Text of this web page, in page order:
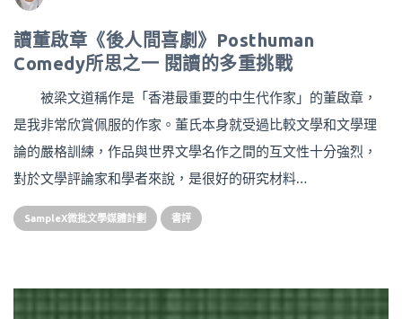
讀董啟章《後人間喜劇》Posthuman
Comedy所思之一 閱讀的多重挑戰
被梁文道稱作是「香港最重要的中生代作家」的董啟章，
是我非常欣賞佩服的作家。董氏本身就受過比較文學和文學理
論的嚴格訓練，作品與世界文學名作之間的互文性十分強烈，
對於文學評論家和學者來說，是很好的研究材料…
SampleX微批文學媒體計劃 書評